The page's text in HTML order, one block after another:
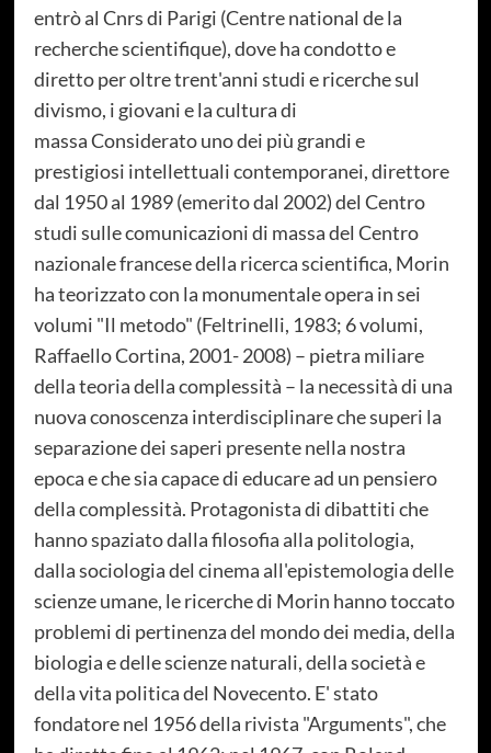
entrò al Cnrs di Parigi (Centre national de la
recherche scientifique), dove ha condotto e
diretto per oltre trent'anni studi e ricerche sul
divismo, i giovani e la cultura di
massa Considerato uno dei più grandi e
prestigiosi intellettuali contemporanei, direttore
dal 1950 al 1989 (emerito dal 2002) del Centro
studi sulle comunicazioni di massa del Centro
nazionale francese della ricerca scientifica, Morin
ha teorizzato con la monumentale opera in sei
volumi "Il metodo" (Feltrinelli, 1983; 6 volumi,
Raffaello Cortina, 2001- 2008) – pietra miliare
della teoria della complessità – la necessità di una
nuova conoscenza interdisciplinare che superi la
separazione dei saperi presente nella nostra
epoca e che sia capace di educare ad un pensiero
della complessità. Protagonista di dibattiti che
hanno spaziato dalla filosofia alla politologia,
dalla sociologia del cinema all'epistemologia delle
scienze umane, le ricerche di Morin hanno toccato
problemi di pertinenza del mondo dei media, della
biologia e delle scienze naturali, della società e
della vita politica del Novecento. E' stato
fondatore nel 1956 della rivista "Arguments", che